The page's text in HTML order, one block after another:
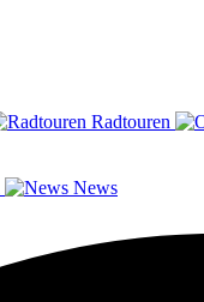
Radtouren
News